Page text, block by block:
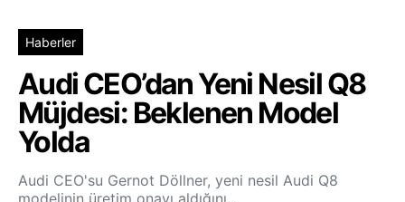
Haberler
Audi CEO’dan Yeni Nesil Q8
Müjdesi: Beklenen Model
Yolda
Audi CEO'su Gernot Döllner, yeni nesil Audi Q8
modelinin üretim onayı aldığını…